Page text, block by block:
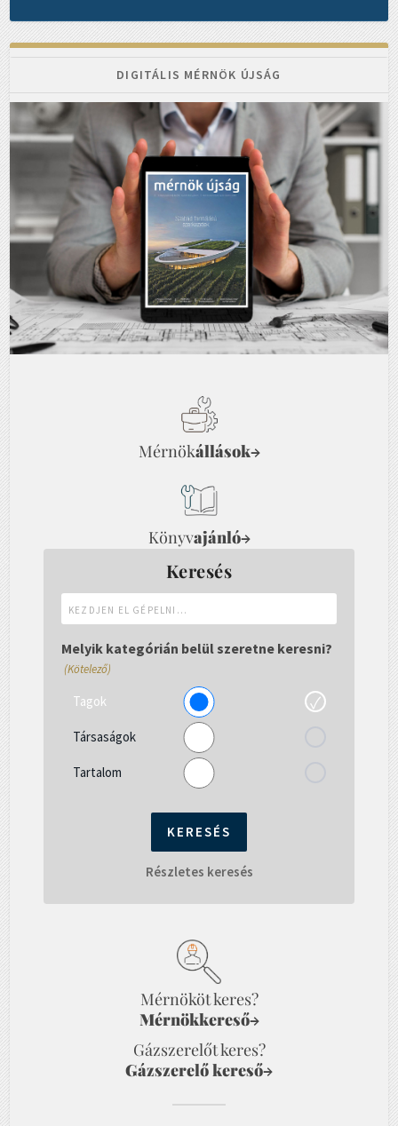
DIGITÁLIS MÉRNÖK ÚJSÁG
Mérnökállások→
Könyvajánló→
Keresés
el
gépelni...
Melyik kategórián belül szeretne keresni?
(Kötelező)
Tagok
Társaságok
Tartalom
Részletes keresés
Mérnököt keres?
Mérnökkereső→
Gázszerelőt keres?
Gázszerelő kereső→